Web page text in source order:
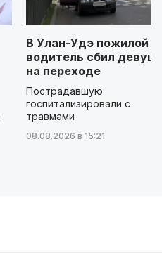
В Улан-Удэ пожилой
водитель сбил
на переходе
Пострадавшую
госпитализировали с
травмами
08.08.2026 в 15:21